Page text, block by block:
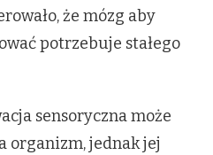
że mózg aby
potrzebuje stałego
sensoryczna może
organizm, jednak jej